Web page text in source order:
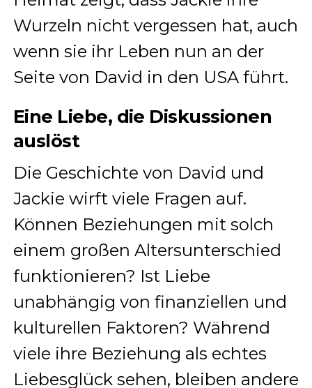
Wurzeln nicht vergessen hat, auch
wenn sie ihr Leben nun an der
Seite von David in den USA führt.
Eine Liebe, die Diskussionen
auslöst
Die Geschichte von David und
Jackie wirft viele Fragen auf.
Können Beziehungen mit solch
einem großen Altersunterschied
funktionieren? Ist Liebe
unabhängig von finanziellen und
kulturellen Faktoren? Während
viele ihre Beziehung als echtes
Liebesglück sehen, bleiben andere